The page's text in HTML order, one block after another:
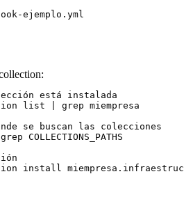
está instalada
list | grep miempresa
se buscan las colecciones
COLLECTIONS_PATHS